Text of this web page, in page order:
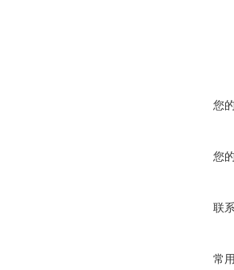
您
您
联
常